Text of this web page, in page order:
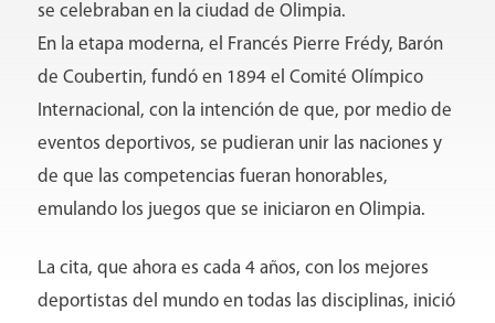
Conócenos
se celebraban en la ciudad de Olimpia.
En la etapa moderna, el Francés Pierre Frédy, Barón
de Coubertin, fundó en 1894 el Comité Olímpico
Internacional, con la intención de que, por medio de
eventos deportivos, se pudieran unir las naciones y
de que las competencias fueran honorables,
emulando los juegos que se iniciaron en Olimpia.
La cita, que ahora es cada 4 años, con los mejores
deportistas del mundo en todas las disciplinas, inició